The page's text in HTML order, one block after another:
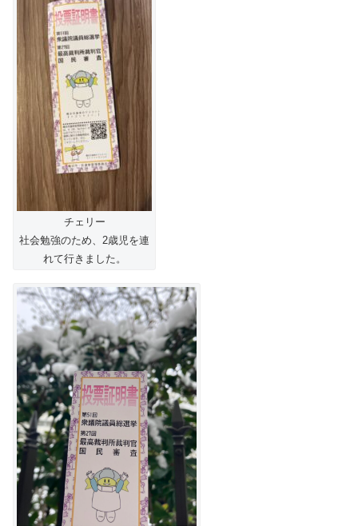
チェリー
社会勉強のため、2歳児を連
れて行きました。